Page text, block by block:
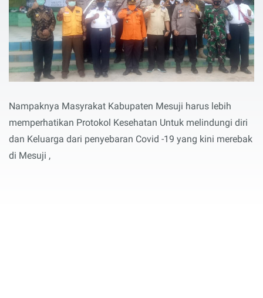
Nampaknya Masyrakat Kabupaten Mesuji harus lebih
memperhatikan Protokol Kesehatan Untuk melindungi diri
dan Keluarga dari penyebaran Covid -19 yang kini merebak
di Mesuji ,